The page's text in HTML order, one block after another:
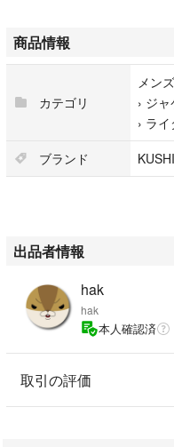
商品情報
カテゴリ
メンズ
› ジ
› ライ
ブランド
出品者情報
hak
hak
本人確認済
取引の評価